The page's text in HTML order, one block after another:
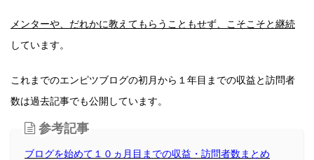
メンターや、だれかに教えてもらうこともせず、こそこそと継続
しています。
これまでのエンピツブログの初月から１年目までの収益と訪問者
数は過去記事でも公開しています。
参考記事
ブログを始めて１０ヵ月目までの収益・訪問者数まとめ